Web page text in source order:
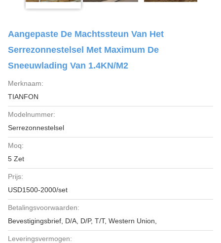
Aangepaste De Machtssteun Van Het
Serrezonnestelsel Met Maximum De
Sneeuwlading Van 1.4KN/M2
Merknaam:
TIANFON
Modelnummer:
Serrezonnestelsel
Moq:
5 Zet
Prijs:
USD1500-2000/set
Betalingsvoorwaarden:
Bevestigingsbrief, D/A, D/P, T/T, Western Union,
Leveringsvermogen: